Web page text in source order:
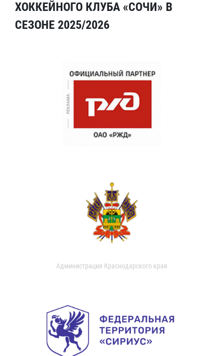
ХОККЕЙНОГО КЛУБА «СОЧИ» В
СЕЗОНЕ 2025/2026
Администрация Краснодарского края